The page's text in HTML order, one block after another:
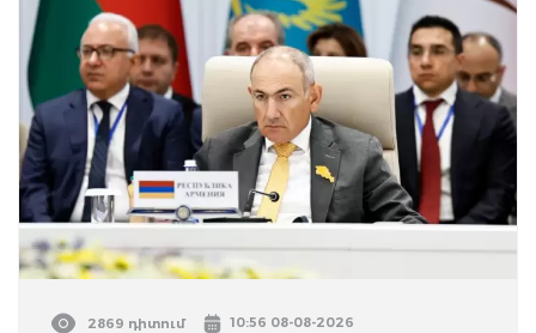
2869 դիտում 10:56 08-08-2026